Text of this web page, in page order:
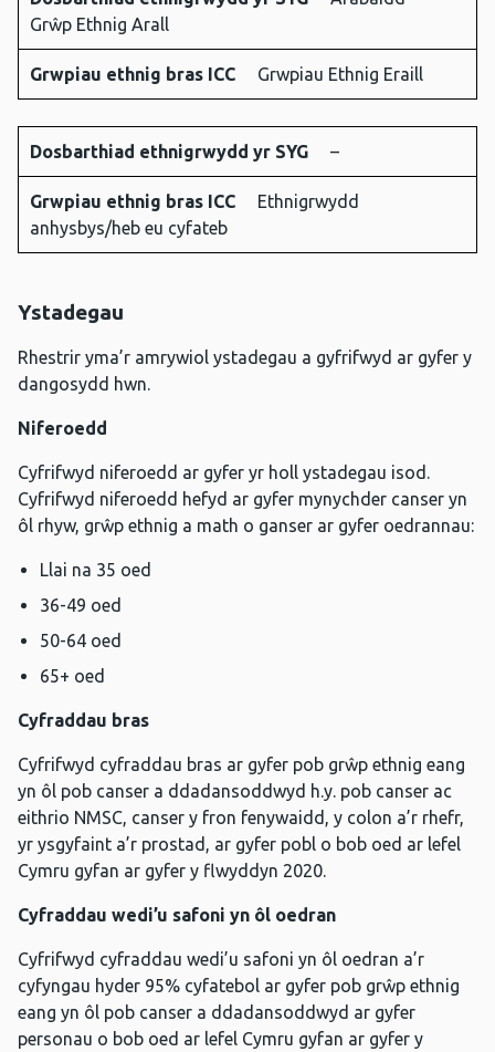
Grŵp Ethnig Arall
Grwpiau ethnig bras ICC Grwpiau Ethnig Eraill
Dosbarthiad ethnigrwydd yr SYG –
Grwpiau ethnig bras ICC
Ethnigrwydd
anhysbys/heb eu cyfateb
Ystadegau
Rhestrir yma’r amrywiol ystadegau a gyfrifwyd ar gyfer y
dangosydd hwn.
Niferoedd
Cyfrifwyd niferoedd ar gyfer yr holl ystadegau isod.
Cyfrifwyd niferoedd hefyd ar gyfer mynychder canser yn
ôl rhyw, grŵp ethnig a math o ganser ar gyfer oedrannau:
Llai na 35 oed
36-49 oed
50-64 oed
65+ oed
Cyfraddau bras
Cyfrifwyd cyfraddau bras ar gyfer pob grŵp ethnig eang
yn ôl pob canser a ddadansoddwyd h.y. pob canser ac
eithrio NMSC, canser y fron fenywaidd, y colon a’r rhefr,
yr ysgyfaint a’r prostad, ar gyfer pobl o bob oed ar lefel
Cymru gyfan ar gyfer y flwyddyn 2020.
Cyfraddau wedi’u safoni yn ôl oedran
Cyfrifwyd cyfraddau wedi’u safoni yn ôl oedran a’r
cyfyngau hyder 95% cyfatebol ar gyfer pob grŵp ethnig
eang yn ôl pob canser a ddadansoddwyd ar gyfer
personau o bob oed ar lefel Cymru gyfan ar gyfer y